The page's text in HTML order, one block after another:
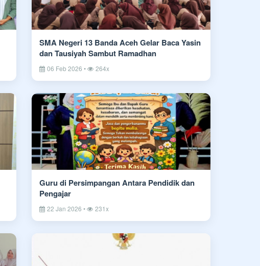
SMA Negeri 13 Banda Aceh Gelar Baca Yasin
dan Tausiyah Sambut Ramadhan
06 Feb 2026 • 264x
Guru di Persimpangan Antara Pendidik dan
Pengajar
22 Jan 2026 • 231x